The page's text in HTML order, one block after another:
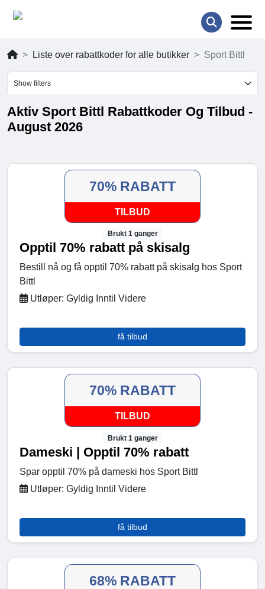
Liste over rabattkoder for alle butikker Sport Bittl
Show filters
Aktiv Sport Bittl Rabattkoder Og Tilbud -
August 2026
70% RABATT
TILBUD
Brukt 1 ganger
Opptil 70% rabatt på skisalg
Bestill nå og få opptil 70% rabatt på skisalg hos Sport
Bittl
Utløper: Gyldig Inntil Videre
få tilbud
70% RABATT
TILBUD
Brukt 1 ganger
Dameski | Opptil 70% rabatt
Spar opptil 70% på dameski hos Sport Bittl
Utløper: Gyldig Inntil Videre
få tilbud
68% RABATT